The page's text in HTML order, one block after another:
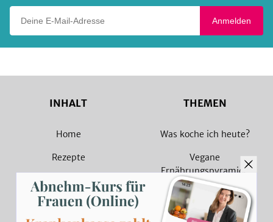
Anmelden
INHALT
Home
Rezepte
Magazin
Sammlungen
THEMEN
Was koche ich heute?
Vegane
Ernährungspyramide
Vegane Rezepte
Vegetarische Rezepte